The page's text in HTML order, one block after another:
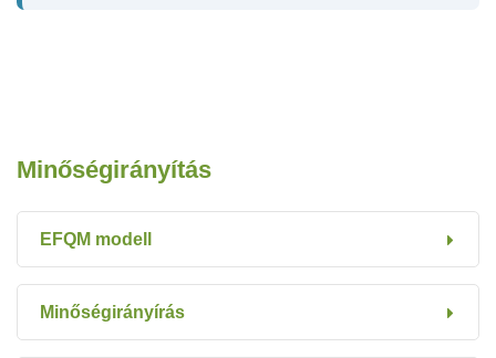
Minőségirányítás
EFQM modell
Minőségirányírás